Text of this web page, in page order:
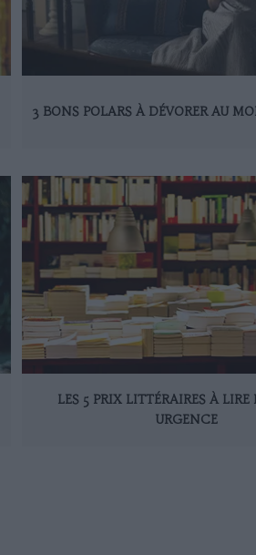
3 BONS POLARS À DÉVORER AU
LES 5 PRIX LITTÉRAIRES À LIRE
URGENCE